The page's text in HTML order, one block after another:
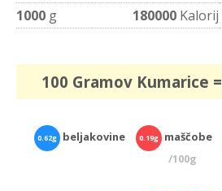
1000 g 180000 Kalorij
100 Gramov Kumarice =
0.62g beljakovine 0.19g maščobe
/100g